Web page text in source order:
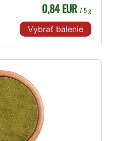
0,84 EUR / 5 g
Vybrať balenie